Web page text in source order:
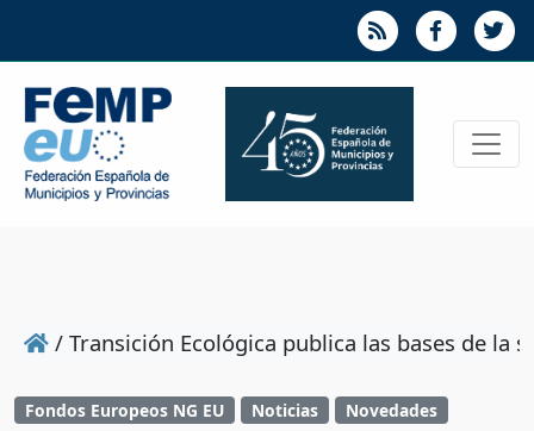
/ Transición Ecológica publica las bases de la
Fondos Europeos NG EU Noticias Novedades